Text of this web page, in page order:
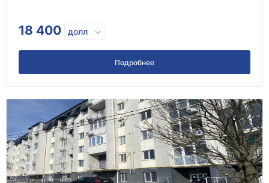
18 400 долл
Подробнее